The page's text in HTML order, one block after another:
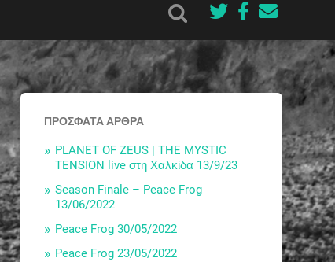
ΠΡΌΣΦΑΤΑ ΆΡΘΡΑ
PLANET OF ZEUS | THE MYSTIC
TENSION live στη Χαλκίδα 13/9/23
Season Finale – Peace Frog
13/06/2022
Peace Frog 30/05/2022
Peace Frog 23/05/2022